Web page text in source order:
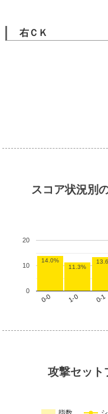
右ＣＫ
スコア状況別
0-0 1-0 0-1
0
10
20
14.0%
11.3%
攻撃セット